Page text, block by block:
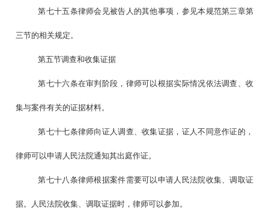
第七十五条律师会见被告人的其他事项，参见本规范第三章第
三节的相关规定。
第五节调查和收集证据
第七十六条在审判阶段，律师可以根据实际情况依法调查、收
集与案件有关的证据材料。
第七十七条律师向证人调查、收集证据，证人不同意作证的，
律师可以申请人民法院通知其出庭作证。
第七十八条律师根据案件需要可以申请人民法院收集、调取证
据。人民法院收集、调取证据时，律师可以参加。